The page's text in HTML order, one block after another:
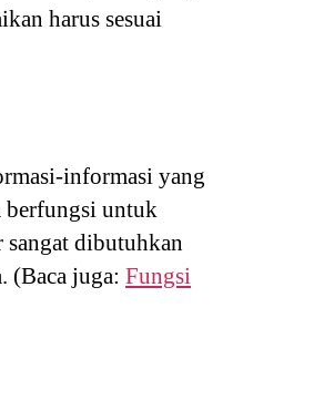
harus sesuai
informasi yang
berfungsi untuk
sangat dibutuhkan
(Baca juga: Fungsi